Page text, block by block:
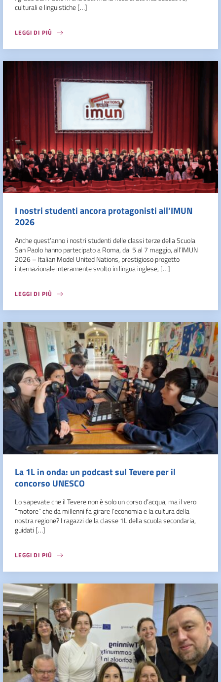
culturali e linguistiche […]
LEGGI DI PIÙ
I nostri studenti ancora protagonisti all’IMUN
2026
Anche quest’anno i nostri studenti delle classi terze della Scuola
San Paolo hanno partecipato a Roma, dal 5 al 7 maggio, all’IMUN
2026 – Italian Model United Nations, prestigioso progetto
internazionale interamente svolto in lingua inglese, […]
LEGGI DI PIÙ
La 1L in onda: un podcast sul Tevere per il
concorso UNESCO
Lo sapevate che il Tevere non è solo un corso d’acqua, ma il vero
“motore” che da millenni fa girare l’economia e la cultura della
nostra regione? I ragazzi della classe 1L della scuola secondaria,
guidati […]
LEGGI DI PIÙ